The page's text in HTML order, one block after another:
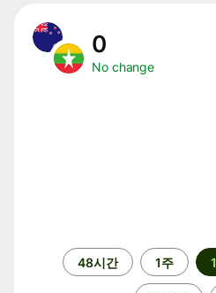
0
No change
48시간 1주